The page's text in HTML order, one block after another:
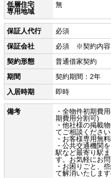
低層住宅
専用地域
無
保証人代行
必須
保証会社
必須 ※契約内容
契約形態
普通借家契約
期間
契約期間：2年
入居時期
即時
備考
・全物件初期費
期費用分割可)
・他社様の掲載
てご相談ください
・お客様専用無
・公共交通機関
駅など最寄り駅
す。お気軽にお
・お困りごと、
て解消いたしま